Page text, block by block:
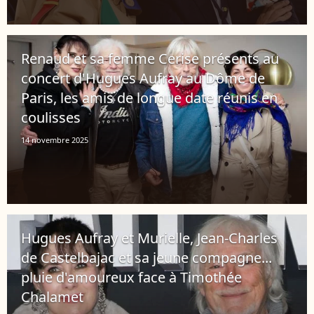
Renaud et sa femme Cerise présents au
concert d'Hugues Aufray au Dôme de
Paris, les amis de longue date réunis en
coulisses
14 novembre 2025
Hugues Aufray et Murielle, Jean-Charles
de Castelbajac et sa jeune compagne...
pluie d'amoureux face à Timothée
Chalamet